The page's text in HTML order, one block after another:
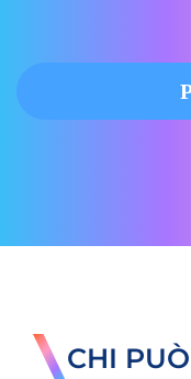
CHI